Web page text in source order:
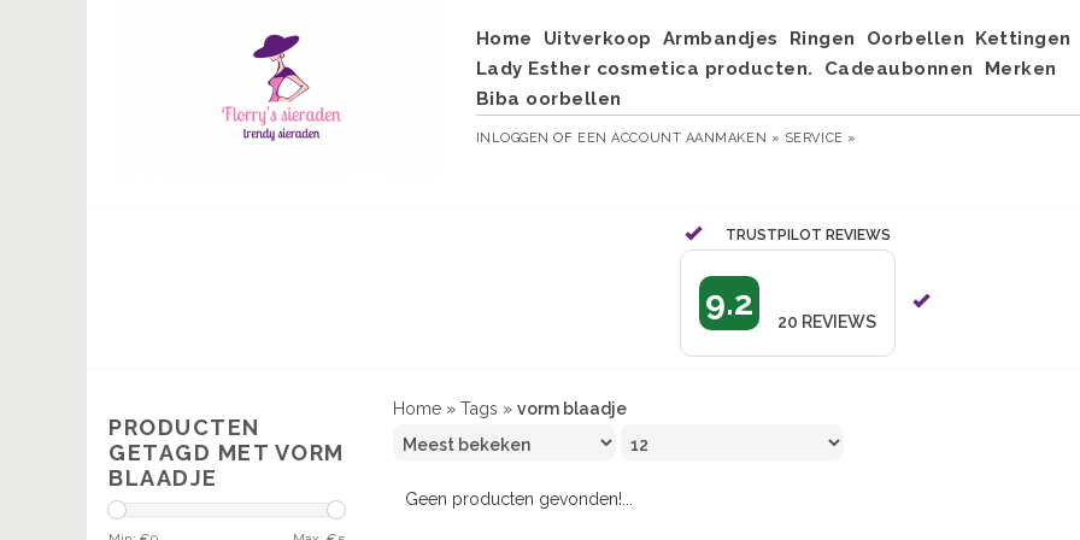
Home Uitverkoop Armbandjes Ringen Oorbellen
Kettingen
Lady Esther cosmetica producten.
Cadeaubonnen
Merken
Biba oorbellen
INLOGGEN OF EEN ACCOUNT AANMAKEN » SERVICE »
TRUSTPILOT REVIEWS
9.2 20 REVIEWS
PRODUCTEN
GETAGD MET VORM
BLAADJE
Home » Tags » vorm blaadje
Geen producten gevonden!...